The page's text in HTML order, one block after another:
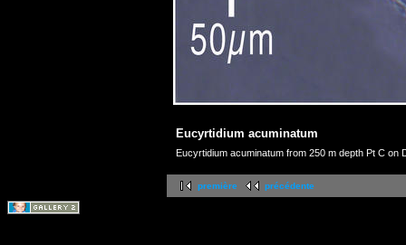
Eucyrtidium acuminatum
Eucyrtidium acuminatum from 250 m depth Pt C on
première précédente